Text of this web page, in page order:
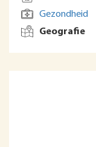
Gezondheid
Geografie